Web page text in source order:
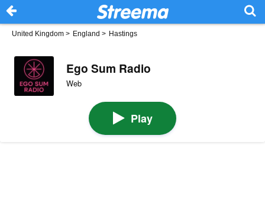
United Kingdom > England > Hastings
Ego Sum Radio
Web
Play